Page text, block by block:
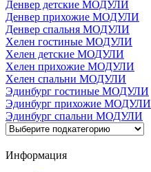
Денвер детские МОДУЛИ
Денвер прихожие МОДУЛИ
Денвер спальня МОДУЛИ
Хелен гостиные МОДУЛИ
Хелен детские МОДУЛИ
Хелен прихожие МОДУЛИ
Хелен спальни МОДУЛИ
Эдинбург гостиные МОДУЛИ
Эдинбург прихожие МОДУЛИ
Эдинбург спальни МОДУЛИ
Информация